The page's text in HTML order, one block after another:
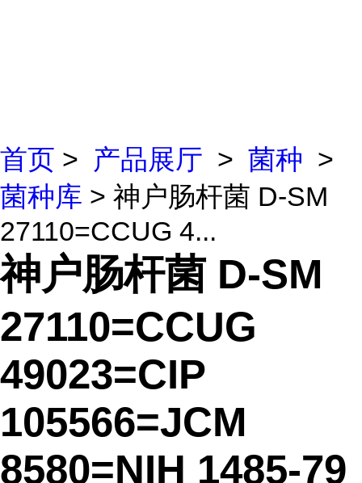
首页 > 产品展厅 > 菌种 >
菌种库 > 神户肠杆菌 D-SM
27110=CCUG 4...
神户肠杆菌 D-SM
27110=CCUG
49023=CIP
105566=JCM
8580=NIH 1485-79